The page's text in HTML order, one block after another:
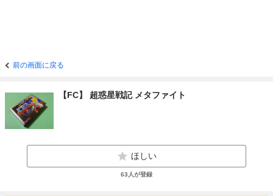
前の画面に戻る
【FC】 超惑星戦記 メタファイト
ほしい
63 人が登録